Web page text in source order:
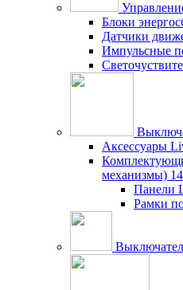
Блоки
Датчики
Импульсные
Аксессуары
механизмы)
Панели
Рамки